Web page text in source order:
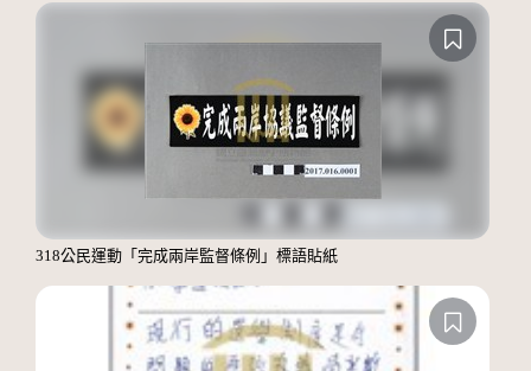
318公民運動「完成兩岸監督條例」標語貼紙